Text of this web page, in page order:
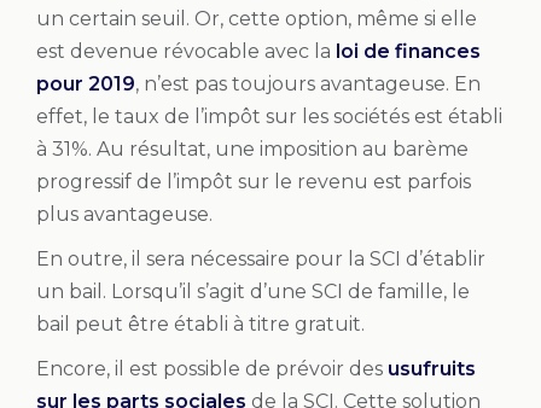
un certain seuil. Or, cette option, même si elle
est devenue révocable avec la loi de finances
pour 2019, n’est pas toujours avantageuse. En
effet, le taux de l’impôt sur les sociétés est établi
à 31%. Au résultat, une imposition au barème
progressif de l’impôt sur le revenu est parfois
plus avantageuse.
En outre, il sera nécessaire pour la SCI d’établir
un bail. Lorsqu’il s’agit d’une SCI de famille, le
bail peut être établi à titre gratuit.
Encore, il est possible de prévoir des usufruits
sur les parts sociales de la SCI. Cette solution